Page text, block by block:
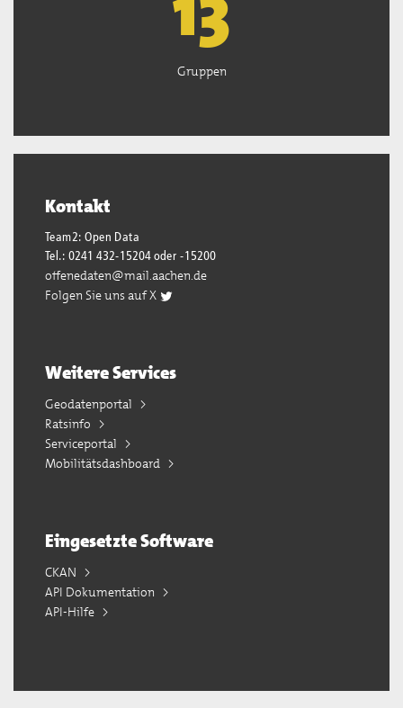
Gruppen
Kontakt
Team2: Open Data
Tel.: 0241 432-15204 oder -15200
offenedaten@mail.aachen.de
Folgen Sie uns auf X
Weitere Services
Geodatenportal
Ratsinfo
Serviceportal
Mobilitätsdashboard
Eingesetzte Software
CKAN
API Dokumentation
API-Hilfe